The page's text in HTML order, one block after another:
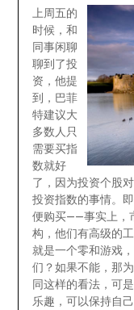
上周五的
时候，和
同事闲聊
聊到了投
资，他提
到，巴菲
特建议大
多数人只
需要买指
数就好
了，因为投资个股
投资指数的事情。
便购买——事实上，
构，他们有高级的
就是一个零和游戏
们？如果不能，那
同这样的看法，可
乐趣，可以保持自